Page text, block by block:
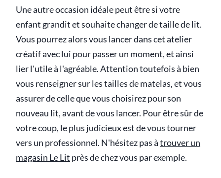
Une autre occasion idéale peut être si votre
enfant grandit et souhaite changer de taille de lit.
Vous pourrez alors vous lancer dans cet atelier
créatif avec lui pour passer un moment, et ainsi
lier l'utile à l'agréable. Attention toutefois à bien
vous renseigner sur les tailles de matelas, et vous
assurer de celle que vous choisirez pour son
nouveau lit, avant de vous lancer. Pour être sûr de
votre coup, le plus judicieux est de vous tourner
vers un professionnel. N'hésitez pas àtrouver un
magasin Le Lit près de chez vous par exemple.